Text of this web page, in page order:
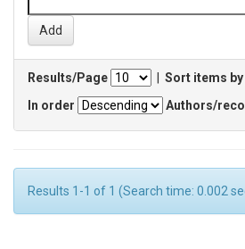
Results/Page
Sort items by
In order
Authors/
Results 1-1 of 1 (Search time: 0.002